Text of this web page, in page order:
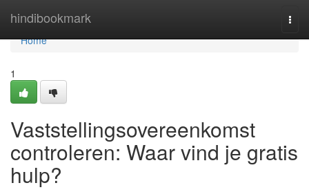
hindibookmark
Home
Home
1
Vaststellingsovereenkomst
controleren: Waar vind je gratis
hulp?